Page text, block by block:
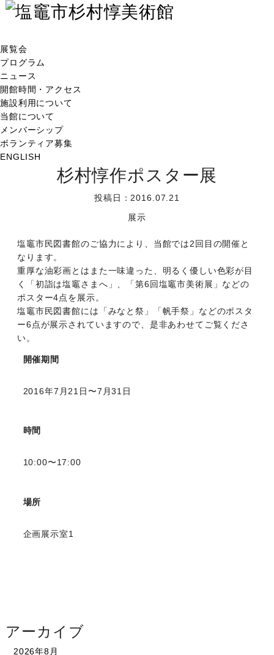
展覧会
プログラム
ニュース
開館時間・アクセス
施設利用について
当館について
メンバーシップ
ボランティア募集
ENGLISH
杉村惇作ポスター展
投稿日：2016.07.21
展示
塩竈市民図書館のご協力により、当館では2回目の開催と
なります。
重厚な油彩画とはまた一味違った、明るく優しい色彩が目
く「初詣は塩竈さまへ」、「第6回塩竈市美術展」などの
ポスター4点を展示。
塩竈市民図書館には「みなと祭」「帆手祭」などのポスタ
ー6点が展示されていますので、是非あわせてご覧くださ
い。
開催期間
2016年7月21日〜7月31日
時間
10:00〜17:00
場所
企画展示室1
アーカイブ
2026年8月